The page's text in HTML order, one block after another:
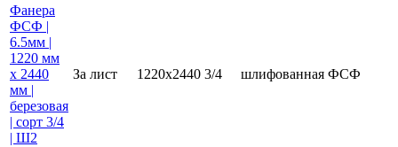
Фанера
ФСФ |
6.5мм |
1220 мм
х 2440
мм |
березовая
| сорт 3/4
| Ш2
За лист 1220х2440 3/4 шлифованная ФСФ